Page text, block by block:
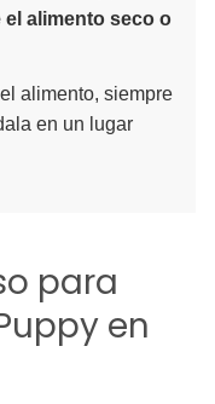
el alimento seco o
alimento, siempre
en un lugar
para
en